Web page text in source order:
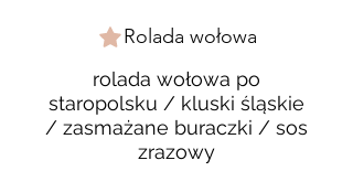
Rolada wołowa
rolada wołowa po
staropolsku / kluski śląskie
/ zasmażane buraczki / sos
zrazowy